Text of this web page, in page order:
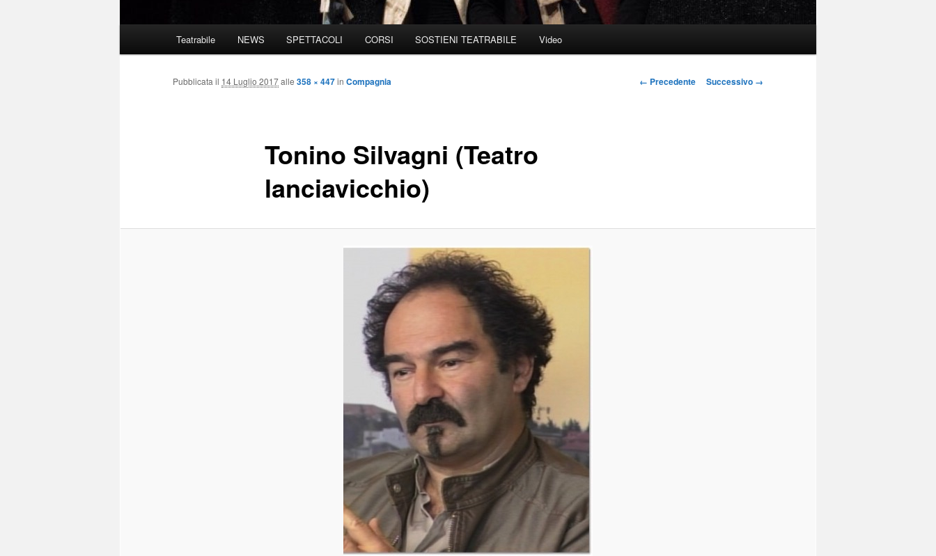
Teatrabile NEWS SPETTACOLI CORSI SOSTIENI TEATRABILE Video
Navigazione
← Precedente Successivo →
Tonino Silvagni (Teatro
lanciavicchio)
Pubblicata il 14 Luglio 2017alle 358 × 447in Compagnia